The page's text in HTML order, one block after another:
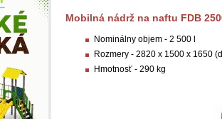
Mobilná nádrž na naftu FDB
Nominálny objem - 2 500 l
Rozmery - 2820 x 1500 x 1650
Hmotnosť - 290 kg